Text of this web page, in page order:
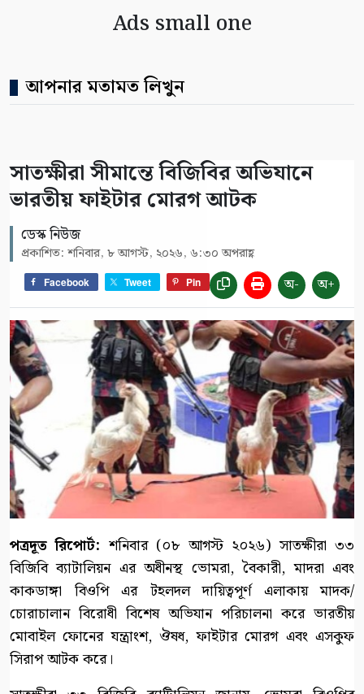
Ads small one
আপনার মতামত লিখুন
সাতক্ষীরা সীমান্তে বিজিবির অভিযানে
ভারতীয় ফাইটার মোরগ আটক
ডেস্ক নিউজ
প্রকাশিত: শনিবার, ৮ আগস্ট, ২০২৬, ৬:৩০ অপরাহ্ণ
Facebook Tweet Pin অ- অ+
পত্রদূত রিপোর্ট: শনিবার (০৮ আগস্ট ২০২৬) সাতক্ষীরা ৩৩
বিজিবি ব্যাটালিয়ন এর অধীনস্থ ভোমরা, বৈকারী, মাদরা এবং
কাকডাঙ্গা বিওপি এর টহলদল দায়িত্বপূর্ণ এলাকায় মাদক/
চোরাচালান বিরোধী বিশেষ অভিযান পরিচালনা করে ভারতীয়
মোবাইল ফোনের যন্ত্রাংশ, ঔষধ, ফাইটার মোরগ এবং এসকুফ
সিরাপ আটক করে।